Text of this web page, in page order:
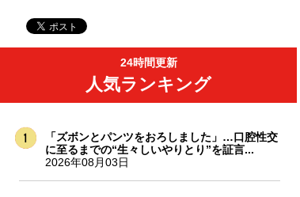
24時間更新
人気ランキング
「ズボンとパンツをおろしました」…口腔性交
に至るまでの“生々しいやりとり”を証言...
2026年08月03日